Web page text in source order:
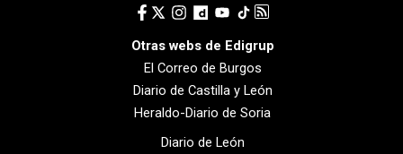
Otras webs de Edigrup
El Correo de Burgos
Diario de Castilla y León
Heraldo-Diario de Soria
Diario de León